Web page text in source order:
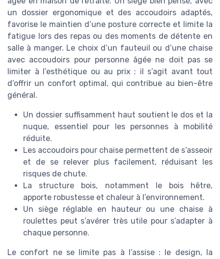
un dossier ergonomique et des accoudoirs adaptés,
favorise le maintien d’une posture correcte et limite la
fatigue lors des repas ou des moments de détente en
salle à manger. Le choix d’un fauteuil ou d’une chaise
avec accoudoirs pour personne âgée ne doit pas se
limiter à l’esthétique ou au prix : il s’agit avant tout
d’offrir un confort optimal, qui contribue au bien-être
général.
Un dossier suffisamment haut soutient le dos et la
nuque, essentiel pour les personnes à mobilité
réduite.
Les accoudoirs pour chaise permettent de s’asseoir
et de se relever plus facilement, réduisant les
risques de chute.
La structure bois, notamment le bois hêtre,
apporte robustesse et chaleur à l’environnement.
Un siège réglable en hauteur ou une chaise à
roulettes peut s’avérer très utile pour s’adapter à
chaque personne.
Le confort ne se limite pas à l’assise : le design, la